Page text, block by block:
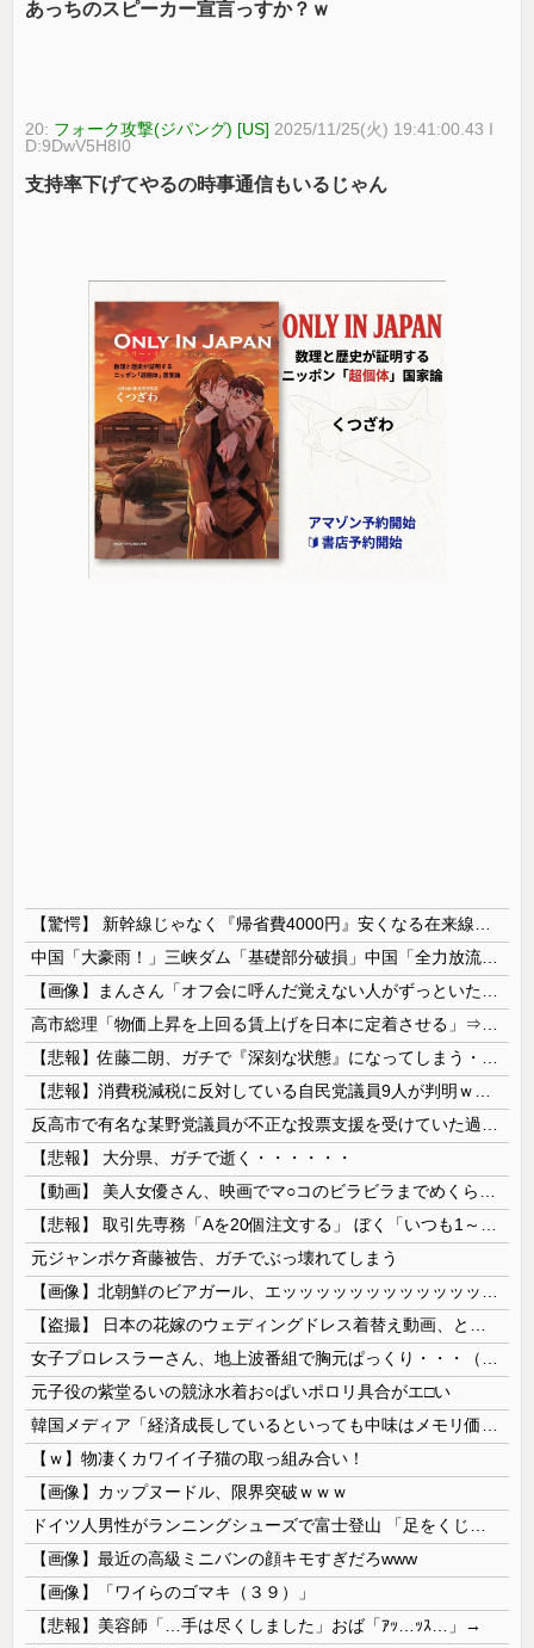
あっちのスピーカー宣言っすか？ｗ
20: フォーク攻撃(ジパング) [US] 2025/11/25(火) 19:41:00.43 I
D:9DwV5H8I0
支持率下げてやるの時事通信もいるじゃん
【悲報】 大分県、ガチで逝く・・・・・・
元ジャンポケ斉藤被告、ガチでぶっ壊れてしまう
元子役の紫堂るいの競泳水着お○ぱいポロリ具合がエ□い
【ｗ】物凄くカワイイ子猫の取っ組み合い！
【画像】カップヌードル、限界突破ｗｗｗ
【画像】最近の高級ミニバンの顔キモすぎだろwww
【画像】「ワイらのゴマキ（３９）」
【悲報】美容師「…手は尽くしました」おば「ｱｯ…ｯｽ…」→